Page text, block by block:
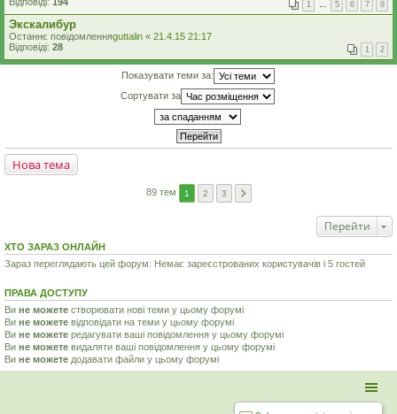
1 … 5 6 7 8
Экскалибур
Останнє повідомленняguttalin « 21.4.15 21:17
Відповіді: 28 1 2
Показувати теми за:
Сортувати за
Нова тема
89 тем 1 2 3
Перейти
ХТО ЗАРАЗ ОНЛАЙН
Зараз переглядають цей форум: Немає зареєстрованих користувачів і 5 гостей
ПРАВА ДОСТУПУ
Ви не можете створювати нові теми у цьому форумі
Ви не можете відповідати на теми у цьому форумі
Ви не можете редагувати ваші повідомлення у цьому форумі
Ви не можете видаляти ваші повідомлення у цьому форумі
Ви не можете додавати файли у цьому форумі